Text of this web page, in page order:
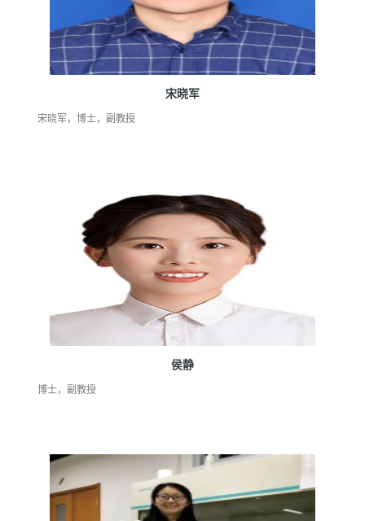
宋晓军
宋晓军，博士，副教授
侯静
博士，副教授